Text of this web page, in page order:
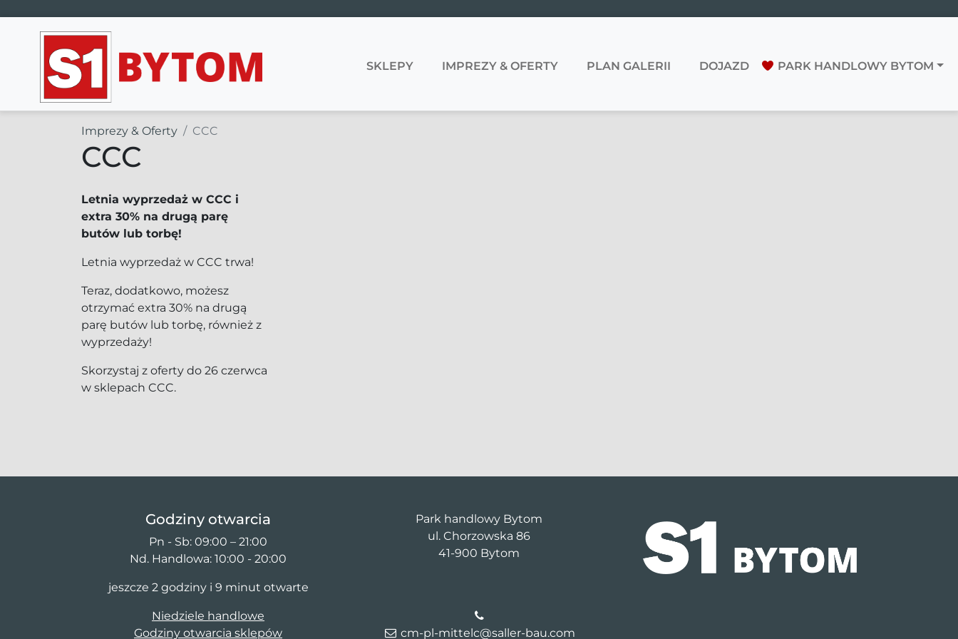
Main Navigation SKLEPY IMPREZY & OFERTY PLAN GALERII DOJAZD PARK HANDLOWY BYTOM
Imprezy & Oferty CCC
CCC
Letnia wyprzedaż w CCC i
extra 30% na drugą parę
butów lub torbę!
Letnia wyprzedaż w CCC trwa!
Teraz, dodatkowo, możesz
otrzymać extra 30% na drugą
parę butów lub torbę, również z
wyprzedaży!
Skorzystaj z oferty do 26 czerwca
w sklepach CCC.
Godziny otwarcia
Pn - Sb: 09:00 – 21:00
Nd. Handlowa: 10:00 - 20:00
jeszcze 2 godziny i 9 minut otwarte
Niedziele handlowe
Godziny otwarcia sklepów
Park handlowy Bytom
ul. Chorzowska 86
41-900 Bytom
cm-pl-mittelc@saller-bau.com